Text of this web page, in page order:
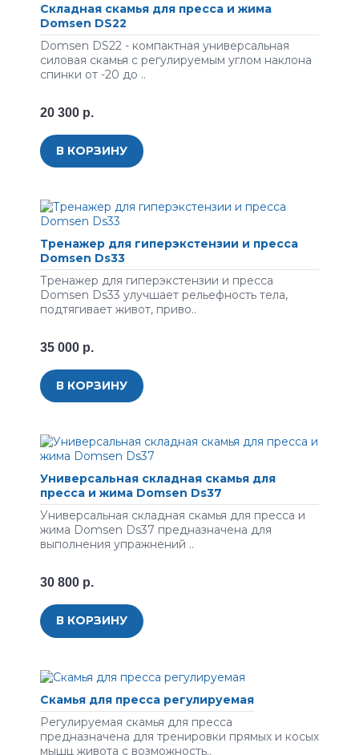
Складная скамья для пресса и жима
Domsen DS22
Domsen DS22 - компактная универсальная
силовая скамья с регулируемым углом наклона
спинки от -20 до ..
20 300 р.
В КОРЗИНУ
Тренажер для гиперэкстензии и пресса
Domsen Ds33
Тренажер для гиперэкстензии и пресса
Domsen Ds33 улучшает рельефность тела,
подтягивает живот, приво..
35 000 р.
В КОРЗИНУ
Универсальная складная скамья для
пресса и жима Domsen Ds37
Универсальная складная скамья для пресса и
жима Domsen Ds37 предназначена для
выполнения упражнений ..
30 800 р.
В КОРЗИНУ
Скамья для пресса регулируемая
Регулируемая скамья для пресса
предназначена для тренировки прямых и косых
мышц живота с возможность..